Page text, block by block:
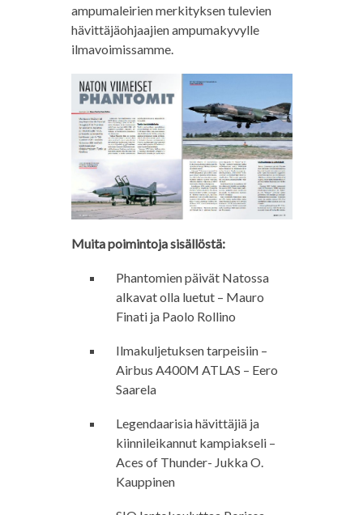
ampumaleirien merkityksen tulevien
hävittäjäohjaajien ampumakyvylle
ilmavoimissamme.
Muita poimintoja sisällöstä:
Phantomien päivät Natossa
alkavat olla luetut – Mauro
Finati ja Paolo Rollino
Ilmakuljetuksen tarpeisiin –
Airbus A400M ATLAS – Eero
Saarela
Legendaarisia hävittäjiä ja
kiinnileikannut kampiakseli –
Aces of Thunder- Jukka O.
Kauppinen